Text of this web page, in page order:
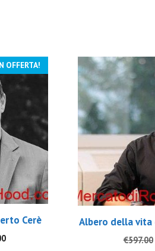
OFFERTA!
Cerè
Il
Albero della vita
€597.00